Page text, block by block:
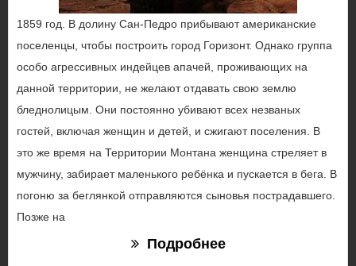
1859 год. В долину Сан-Педро прибывают американские
поселенцы, чтобы построить город Горизонт. Однако группа
особо агрессивных индейцев апачей, проживающих на
данной территории, не желают отдавать свою землю
бледнолицым. Они постоянно убивают всех незваных
гостей, включая женщин и детей, и сжигают поселения. В
это же время на Территории Монтана женщина стреляет в
мужчину, забирает маленького ребёнка и пускается в бега. В
погоню за беглянкой отправляются сыновья пострадавшего.
Позже на
Подробнее